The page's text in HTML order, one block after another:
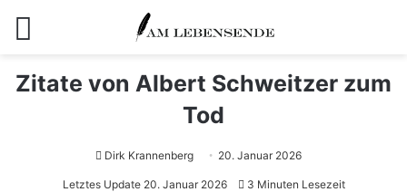
Zitate von Albert Schweitzer zum
Tod
Dirk Krannenberg 20. Januar 2026
Letztes Update 20. Januar 2026 3 Minuten Lesezeit